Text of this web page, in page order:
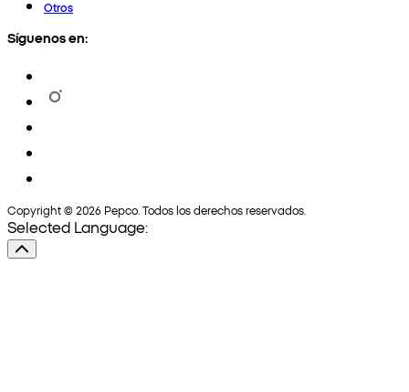
Otros
Síguenos en:
Copyright © 2026 Pepco. Todos los derechos reservados.
Selected Language: